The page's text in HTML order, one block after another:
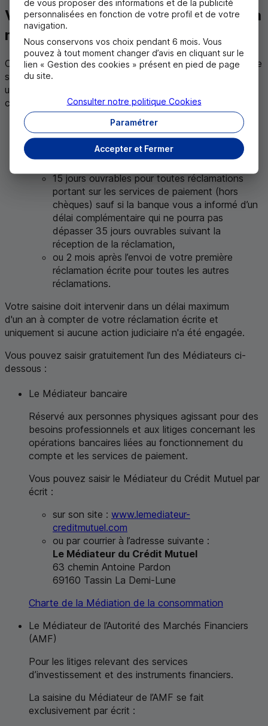
Vous pouvez également recourir à la
médiation compétente
Cette saisine est possible, quel que soit l'interlocuteur ou le
service auprès duquel votre réclamation a été formulée et
uniquement pour les litiges entrant dans son champ de
compétence :
sans délai en cas de désaccord avec la réponse
apportée à votre réclamation,
ou si aucune réponse ne vous a été apportée, dans
15 jours ouvrables pour toutes réclamations
portant sur les services de paiement (hors
chèques) sauf si la banque vous a informé d’un
délai complémentaire qui ne pourra pas
dépasser 35 jours ouvrables suivant la
réception de la réclamation,
ou 2 mois après l’envoi de votre première
réclamation écrite pour toutes les autres
réclamations.
Votre saisine doit intervenir dans un délai maximum
d'un an à compter de votre réclamation écrite et
uniquement si aucune action judiciaire n'a été engagée.
Vous pouvez saisir gratuitement l’un des Médiateurs ci-
dessous :
Le Médiateur bancaire
Réservé aux personnes physiques agissant pour des
besoins professionnels et aux litiges concernant les
opérations bancaires liées au fonctionnement du
compte et les services de paiement.
Vous pouvez saisir le Médiateur du Crédit Mutuel par
écrit :
sur son site : www.lemediateur-
creditmutuel.com
ou par courrier à l’adresse suivante :
Le Médiateur du Crédit Mutuel
63 chemin Antoine Pardon
69160 Tassin La Demi-Lune
Charte de la Médiation de la consommation
Le Médiateur de l’Autorité des Marchés Financiers
(AMF)
Pour les litiges relevant des services
d’investissement et des instruments financiers.
La saisine du Médiateur de l’AMF se fait
exclusivement par écrit :
de vous proposer des informations et de la publicité
personnalisées en fonction de votre profil et de votre
navigation.
Nous conservons vos choix pendant 6 mois. Vous
pouvez à tout moment changer d’avis en cliquant sur le
lien « Gestion des cookies » présent en pied de page
du site.
Accepter et Fermer
Paramétrer
Consulter notre politique Cookies